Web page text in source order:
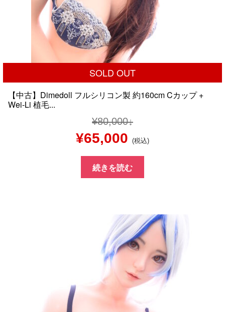
SOLD OUT
【中古】Dimedoll フルシリコン製 約160cm Cカップ +
Wei-Li 植毛...
¥80,000
元
の
価
¥80,000
た。
¥65,000 現
在
の
格
は
¥65,000
で
す。
(税込)
続きを読む